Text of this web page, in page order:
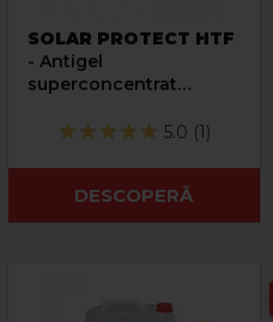
SOLAR PROTECT HTF
- Antigel
superconcentrat
5.0 (1)
DESCOPERĂ